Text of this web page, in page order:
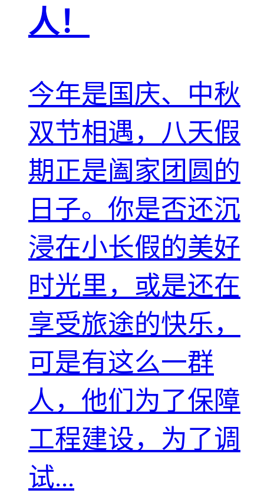
人！
今年是国庆、中秋
双节相遇，八天假
期正是阖家团圆的
日子。你是否还沉
浸在小长假的美好
时光里，或是还在
享受旅途的快乐，
可是有这么一群
人，他们为了保障
工程建设，为了调
试...